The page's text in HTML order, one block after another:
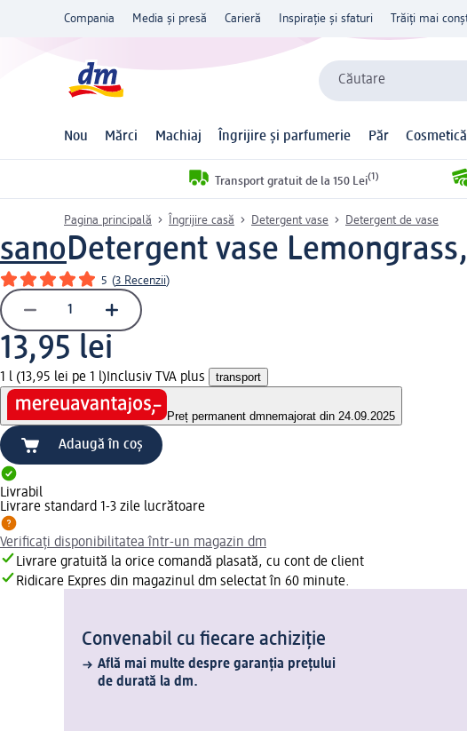
Compania Media și presă Carieră Inspirație și sfaturi Trăiți mai
Căutare
Nou Mărci Machiaj Îngrijire și parfumerie Păr
Transport gratuit de la 150 Lei(1)
Pagina principală Îngrijire casă Detergent vase Detergent de vase
sanoDetergent vase
5 (3 Recenzii)
13,95 lei
1 l (13,95 lei pe 1 l) Inclusiv TVA plus transport
Preț permanent dmnemajorat din 24.09.2025
Adaugă în coș
Livrabil
Livrare standard 1-3 zile lucrătoare
Verificați disponibilitatea într-un magazin dm
Livrare gratuită la orice comandă plasată, cu cont de client
Ridicare Expres din magazinul dm selectat în 60 minute.
Convenabil cu fiecare achiziție
Află mai multe despre garanția prețului
de durată la dm.